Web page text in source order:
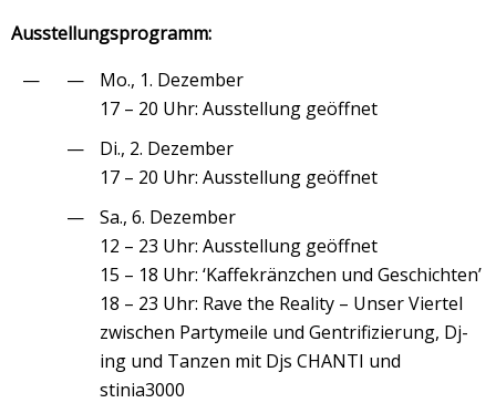
Ausstellungsprogramm:
Mo., 1. Dezember
17 – 20 Uhr: Ausstellung geöffnet
Di., 2. Dezember
17 – 20 Uhr: Ausstellung geöffnet
Sa., 6. Dezember
12 – 23 Uhr: Ausstellung geöffnet
15 – 18 Uhr: ‘Kaffekränzchen und Geschichten’
18 – 23 Uhr: Rave the Reality – Unser Viertel
zwischen Partymeile und Gentrifizierung, Dj-
ing und Tanzen mit Djs CHANTI und
stinia3000